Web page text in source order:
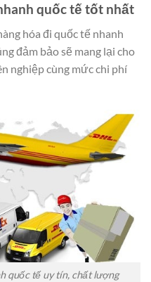
quốc tế tốt nhất
hóa đi quốc tế nhanh
đảm bảo sẽ mang lại cho
nghiệp cùng mức chi phí
quốc tế uy tín, chất lượng